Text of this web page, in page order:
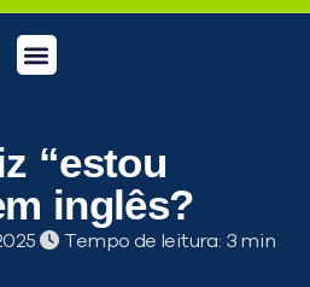
“estou
inglês?
Tempo de leitura: